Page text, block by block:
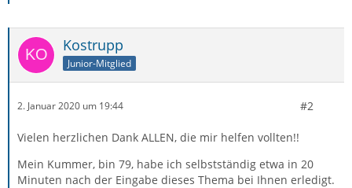
Kostrupp
Junior-Mitglied
2. Januar 2020 um 19:44 #2
Vielen herzlichen Dank ALLEN, die mir helfen vollten!!
Mein Kummer, bin 79, habe ich selbstständig etwa in 20
Minuten nach der Eingabe dieses Thema bei Ihnen erledigt.